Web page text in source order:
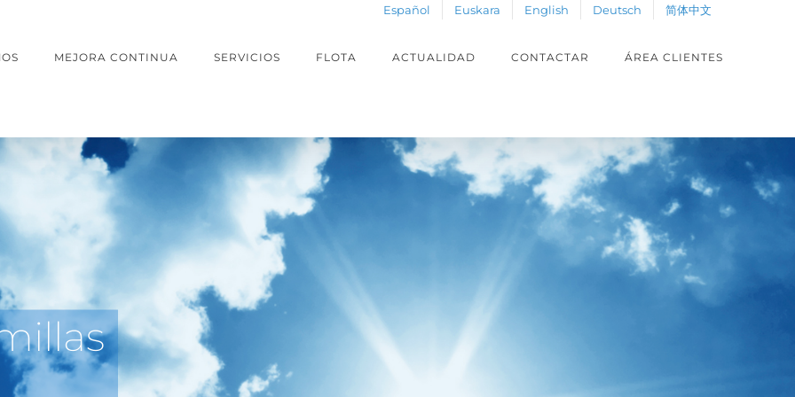
Español Euskara English Deutsch 简体中文
MEJORA CONTINUA SERVICIOS FLOTA ACTUALIDAD CONTACTAR ÁREA CLIENTES
MEDIDA